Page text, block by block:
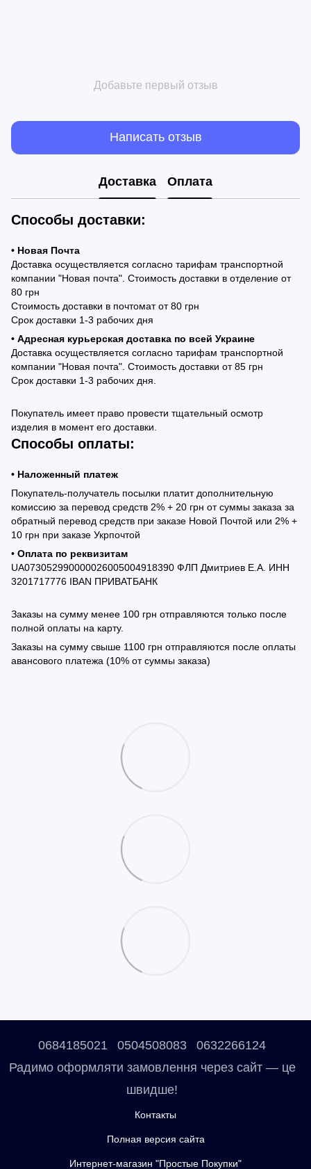
Добавьте первый отзыв
Написать отзыв
Доставка Оплата
Способы доставки:
• Новая Почта
Доставка осуществляется согласно тарифам транспортной
компании "Новая почта". Стоимость доставки в отделение от
80 грн
Стоимость доставки в почтомат от 80 грн
Срок доставки 1-3 рабочих дня
• Адресная курьерская доставка по всей Украине
Доставка осуществляется согласно тарифам транспортной
компании "Новая почта". Стоимость доставки от 85 грн
Срок доставки 1-3 рабочих дня.
Покупатель имеет право провести тщательный осмотр
изделия в момент его доставки.
Способы оплаты:
• Наложенный платеж
Покупатель-получатель посылки платит дополнительную
комиссию за перевод средств 2% + 20 грн от суммы заказа за
обратный перевод средств при заказе Новой Почтой или 2% +
10 грн при заказе Укрпочтой
• Оплата по реквизитам
UA073052990000026005004918390 ФЛП Дмитриев Е.А. ИНН
3201717776 IBAN ПРИВАТБАНК
Заказы на сумму менее 100 грн отправляются только после
полной оплаты на карту.
Заказы на сумму свыше 1100 грн отправляются после оплаты
авансового платежа (10% от суммы заказа)
0684185021 0504508083
0632266124
Радимо оформляти замовлення через сайт — це
швидше!
Контакты
Полная версия сайта
Интернет-магазин "Простые Покупки"